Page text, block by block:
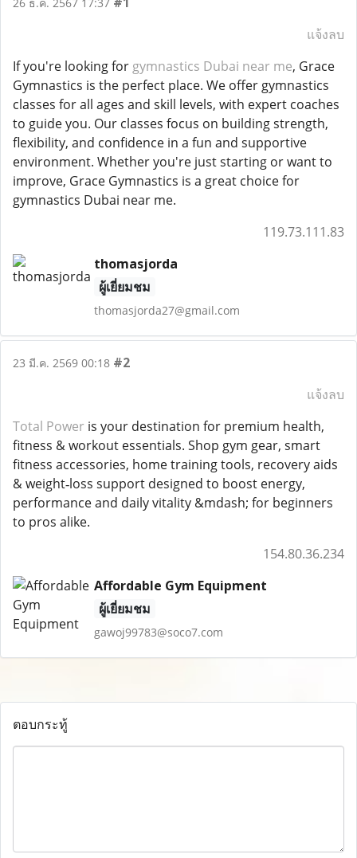
แจ้งลบ
If you're looking for gymnastics Dubai near me, Grace
Gymnastics is the perfect place. We offer gymnastics
classes for all ages and skill levels, with expert coaches
to guide you. Our classes focus on building strength,
flexibility, and confidence in a fun and supportive
environment. Whether you're just starting or want to
improve, Grace Gymnastics is a great choice for
gymnastics Dubai near me.
119.73.111.83
thomasjorda
ผู้เยี่ยมชม
thomasjorda27@gmail.com
23 มี.ค. 2569 00:18 #2
แจ้งลบ
Total Power is your destination for premium health,
fitness & workout essentials. Shop gym gear, smart
fitness accessories, home training tools, recovery aids
& weight‑loss support designed to boost energy,
performance and daily vitality &mdash; for beginners
to pros alike.
154.80.36.234
Affordable Gym Equipment
ผู้เยี่ยมชม
gawoj99783@soco7.com
ตอบกระทู้